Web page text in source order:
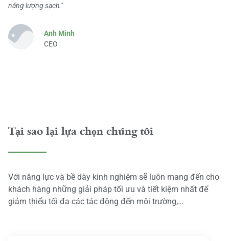
năng lượng sạch."
Anh Minh
CEO
Tại sao lại lựa chọn chúng tôi
Với năng lực và bề dày kinh nghiệm sẽ luôn mang đến cho
khách hàng những giải pháp tối ưu và tiết kiệm nhất để
giảm thiểu tối đa các tác động đến môi trường,…